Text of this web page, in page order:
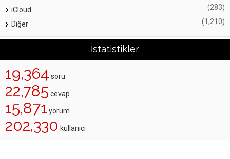
iCloud (283)
Diğer (1,210)
İstatistikler
19,364 soru
22,785 cevap
15,871 yorum
202,330 kullanıcı